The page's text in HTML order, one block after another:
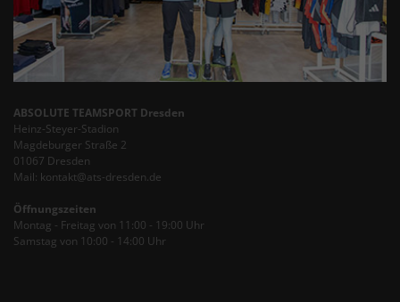
ABSOLUTE TEAMSPORT Dresden
Heinz-Steyer-Stadion
Magdeburger Straße 2
01067 Dresden
Mail: kontakt@ats-dresden.de
Öffnungszeiten
Montag - Freitag von 11:00 - 19:00 Uhr
Samstag von 10:00 - 14:00 Uhr